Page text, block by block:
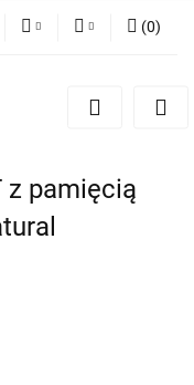
Zarejestruj się
(0)
z pamięcią